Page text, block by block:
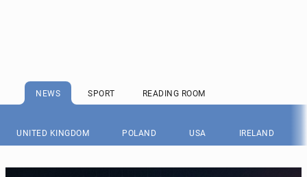
NEWS SPORT READING ROOM
UNITED KINGDOM POLAND USA IRELAND